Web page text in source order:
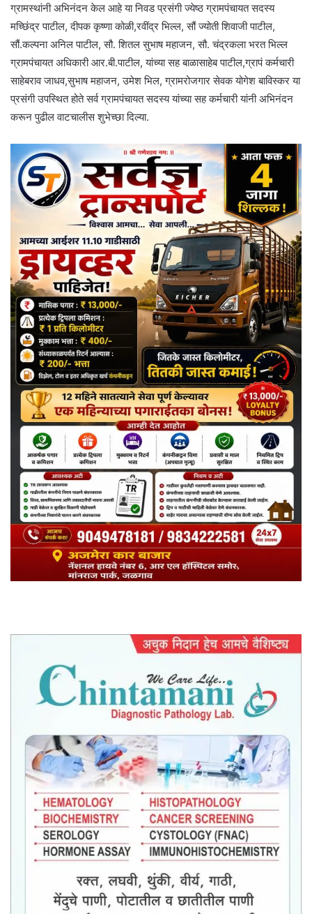
ग्रामस्थांनी अभिनंदन केल आहे या निवड प्रसंगी ज्येष्ठ ग्रामपंचायत सदस्य
मच्छिंद्र पाटील, दीपक कृष्णा कोळी,रवींद्र भिल्ल, सौं ज्योती शिवाजी पाटील,
सौं.कल्पना अनिल पाटील, सौ. शितल सुभाष महाजन, सौ. चंद्रकला भरत भिल्ल
ग्रामपंचायत अधिकारी आर.बी.पाटील, यांच्या सह बाळासाहेब पाटील,ग्रापं कर्मचारी
साहेबराव जाधव,सुभाष महाजन, उमेश भिल, ग्रामरोजगार सेवक योगेश बाविस्कर या
प्रसंगी उपस्थित होते सर्व ग्रामपंचायत सदस्य यांच्या सह कर्मचारी यांनी अभिनंदन
करून पुढील वाटचालीस शुभेच्छा दिल्या.